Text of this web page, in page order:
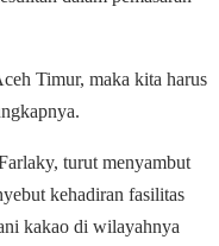
Timur, maka kita harus
turut menyambut
kehadiran fasilitas
kakao di wilayahnya